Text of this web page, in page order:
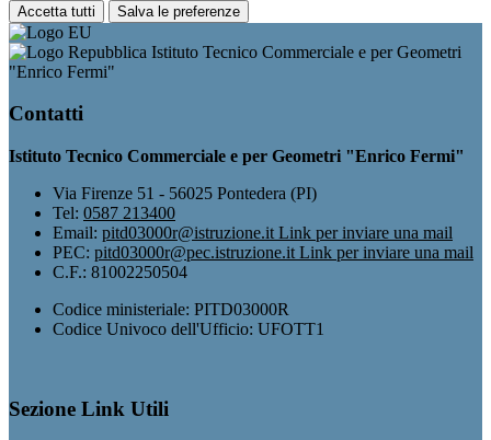
Accetta tutti Salva le preferenze
Istituto Tecnico Commerciale e per Geometri
"Enrico Fermi"
Contatti
Istituto Tecnico Commerciale e per Geometri "Enrico Fermi"
Via Firenze 51 - 56025 Pontedera (PI)
Tel: 0587 213400
Email: pitd03000r@istruzione.it Link per inviare una mail
PEC: pitd03000r@pec.istruzione.it Link per inviare una mail
C.F.: 81002250504
Codice ministeriale: PITD03000R
Codice Univoco dell'Ufficio: UFOTT1
Sezione Link Utili